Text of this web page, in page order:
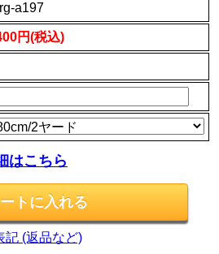
a197
円(税込)
はこちら
記 (返品など)